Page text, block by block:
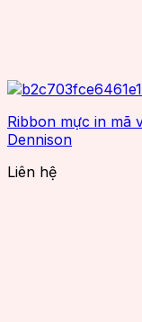
Ribbon mực in mã
Dennison
Liên hệ